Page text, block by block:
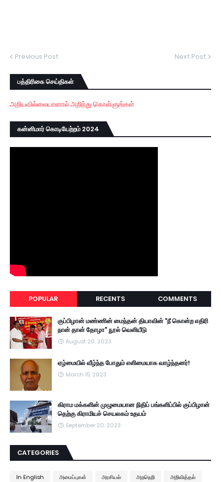
Previous Post Next Post
பத்திரிகை செய்திகள்
அறியவில்லையானால் அறிந்து கொள்ளுங்கள்
கன்னிமார் கொடியேற்றம் 2024
POPULAR RECENTS COMMENTS
குப்பிழான் மண்ணின் மைந்தன் தியாவின் "நீ கொன்ற எதிரி
நான் தான் தோழா" நூல் வெளியீடு
August 20, 2023
ஏழ்மையில் வீழ்ந்த போதும் எளிமையாக வாழ்ந்தனர்!
March 15, 2023
கிராம மக்களின் முழுமையான நிதிப் பங்களிப்பில் குப்பிழான்
தெற்கு கிராமியச் செயலகம் உதயம்
September 20, 2023
CATEGORIES
In English அமைப்புகள் அரசியல் அறநெறி
அறிவித்தல்